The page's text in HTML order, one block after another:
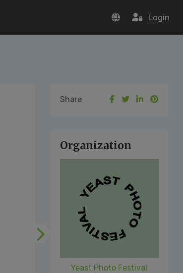
Login
Following
Share
Organization
Yeast Photo Festival